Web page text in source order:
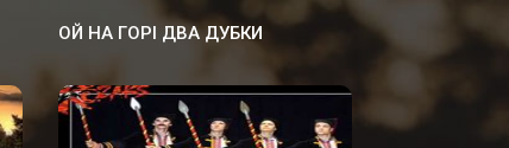
ОЙ НА ГОРІ ДВА ДУБКИ